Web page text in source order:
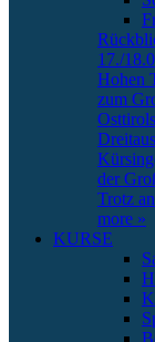
17./
Hohen
zum
der
Trotz
more »
KURSE